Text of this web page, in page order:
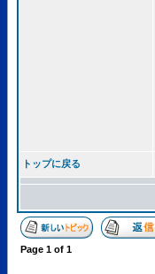
トップに戻る
Page 1 of 1